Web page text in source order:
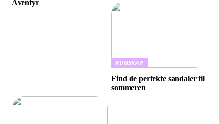
Äventyr
KUNSKAP
Find de perfekte sandaler til
sommeren